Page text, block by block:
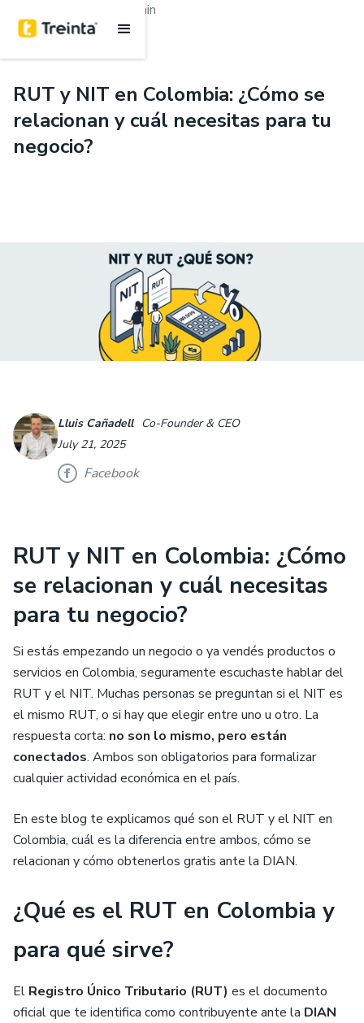
6 min
RUT y NIT en Colombia: ¿Cómo se
relacionan y cuál necesitas para tu
negocio?
Lluis Cañadell
Co-Founder & CEO
July 21, 2025
Facebook
RUT y NIT en Colombia: ¿Cómo
se relacionan y cuál necesitas
para tu negocio?
Si estás empezando un negocio o ya vendés productos o
servicios en Colombia, seguramente escuchaste hablar del
RUT y el NIT. Muchas personas se preguntan si el NIT es
el mismo RUT, o si hay que elegir entre uno u otro. La
respuesta corta: no son lo mismo, pero están
conectados. Ambos son obligatorios para formalizar
cualquier actividad económica en el país.
En este blog te explicamos qué son el RUT y el NIT en
Colombia, cuál es la diferencia entre ambos, cómo se
relacionan y cómo obtenerlos gratis ante la DIAN.
¿Qué es el RUT en Colombia y
para qué sirve?
El Registro Único Tributario (RUT) es el documento
oficial que te identifica como contribuyente ante la DIAN